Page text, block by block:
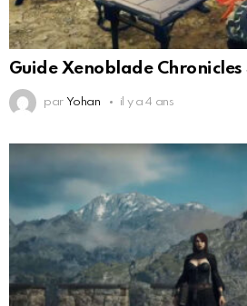
Guide Xenoblade
par Yohan il y a 4 ans